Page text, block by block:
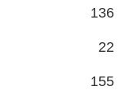
136
22
155